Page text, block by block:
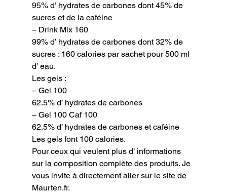
95% d’ hydrates de carbones dont 45% de
sucres et de la caféine
– Drink Mix 160
99% d’ hydrates de carbones dont 32% de
sucres : 160 calories par sachet pour 500 ml
d’ eau.
Les gels :
– Gel 100
62.5% d’ hydrates de carbones
– Gel 100 Caf 100
62.5% d’ hydrates de carbones et caféine
Les gels font 100 calories.
Pour ceux qui veulent plus d’ informations
sur la composition complète des produits. Je
vous invite à directement aller sur le site de
Maurten.fr.